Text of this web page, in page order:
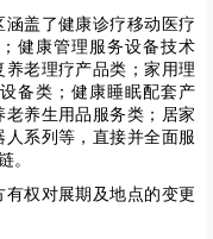
盖了健康诊疗移动医疗
健康管理服务设备技术
老理疗产品类；家用理
备类；健康睡眠配套产
养生用品服务类；居家
系列等，直接并全面服
。
权对展期及地点的变更